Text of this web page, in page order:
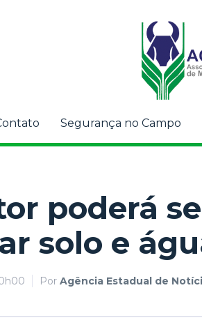
Segurança no Campo
poderá
solo e
Por Agência Estadual de